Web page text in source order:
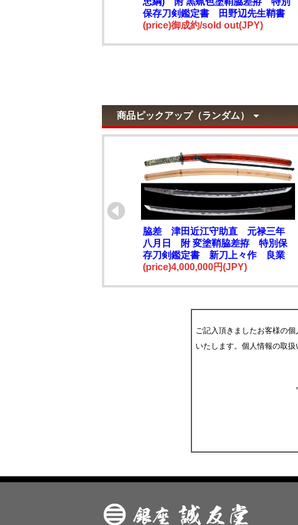
保存刀剣鑑定書 田野辺先生鞘書
(price)御成約/sold out(JPY)
商品ピックアップ（ランダム）
脇差 津田近江守助直 元禄三年
八月日 附 変塗鞘脇差拵 特別保
存刀剣鑑定書 新刀上々作 良業
物
(price)4,000,000円(JPY)
ご記入頂きましたお客様の
いたします。個人情報の取